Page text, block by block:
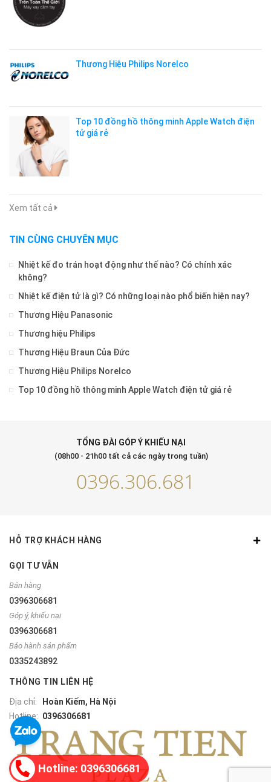
Thương Hiệu Philips Norelco
Top 10 đồng hồ thông minh Apple Watch điện
tử giá rẻ
Xem tất cả
TIN CÙNG CHUYÊN MỤC
Nhiệt kế đo trán hoạt động như thế nào? Có chính xác
không?
Nhiệt kế điện tử là gì? Có những loại nào phổ biến hiện nay?
Thương Hiệu Panasonic
Thương hiệu Philips
Thương Hiệu Braun Của Đức
Thương Hiệu Philips Norelco
Top 10 đồng hồ thông minh Apple Watch điện tử giá rẻ
TỔNG ĐÀI GÓP Ý KHIẾU NẠI
(08h00 - 21h00 tất cả các ngày trong tuần)
0396.306.681
HỖ TRỢ KHÁCH HÀNG
GỌI TƯ VẪN
Bán hàng
0396306681
Góp ý, khiếu nại
0396306681
Bảo hành sản phẩm
0335243892
THÔNG TIN LIÊN HỆ
Địa chỉ:
Hoàn Kiếm, Hà Nội
Hotline: 0396306681
Hotline: 0396306681